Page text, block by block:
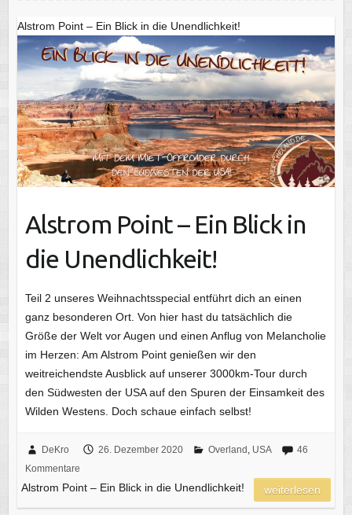
Alstrom Point – Ein Blick in die Unendlichkeit!
Alstrom Point – Ein Blick in
die Unendlichkeit!
Teil 2 unseres Weihnachtsspecial entführt dich an einen
ganz besonderen Ort. Von hier hast du tatsächlich die
Größe der Welt vor Augen und einen Anflug von Melancholie
im Herzen: Am Alstrom Point genießen wir den
weitreichendste Ausblick auf unserer 3000km-Tour durch
den Südwesten der USA auf den Spuren der Einsamkeit des
Wilden Westens. Doch schaue einfach selbst!
DeKro 26. Dezember 2020 Overland , USA
46
Kommentare
Alstrom Point – Ein Blick in die Unendlichkeit! weiterlesen